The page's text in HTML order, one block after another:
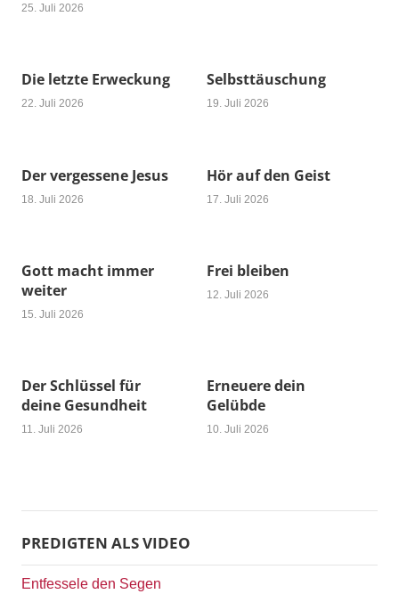
25. Juli 2026
Die letzte Erweckung
22. Juli 2026
Selbsttäuschung
19. Juli 2026
Der vergessene Jesus
18. Juli 2026
Hör auf den Geist
17. Juli 2026
Gott macht immer
weiter
15. Juli 2026
Frei bleiben
12. Juli 2026
Der Schlüssel für
deine Gesundheit
11. Juli 2026
Erneuere dein
Gelübde
10. Juli 2026
PREDIGTEN ALS VIDEO
Entfessele den Segen